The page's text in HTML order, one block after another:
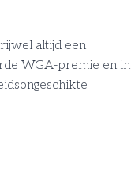
altijd een
WGA-premie en in